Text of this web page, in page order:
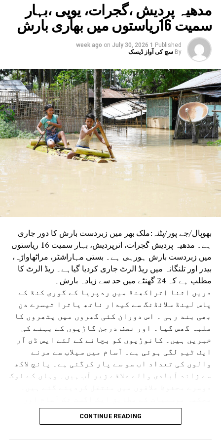
مدھیہ پردیش ،گجرات، یوپی ،بہار
سمیت 16ریاستوں میں بھاری بارش
Published
1 week ago
on July 30, 2026
By سچ کی آواز ڈیسک
بھوپال/جے پور/پٹنہ:ملک بھر میں زبردست بارش کا دور جاری
ہے۔ مدھیہ پردیش گجرات، اترپردیش، بہار سمیت 16 ریاستوں
میں زبردست بارش ہورہی ہے۔ بستی مہاراشٹر، مراٹھاواڑہ،
بیدر اور تلنگانہ میں ریڈ الرٹ جاری کردیا گیاہے۔ ریڈ الرٹ کا
مطلب ہے کہ 24 گھنٹے میں حد سے زیادہ بارش۔
دریں اثنا اتراکھنڈ میں ردپریا کے گوری کنڈ کے
پاس لینڈ سلائڈنگ سے کیدار ناتھ یاترا تیسرے دن
بھی بند رہی ۔ اس دوران کئی گھروں میں پتھروں کا
ملبہ گھس گیا۔ اور نصف درجن گاڑیوں کے بہنے کی
خبریں ہیں۔ کانوڑیوں کو بچانے کے لئے ایس ڈی آر
ایف ٹیم لگی ہوئی ہے۔ آسام میں سیلاب سے مرنے
والوں کی تعداد اب سو سے پار کرگئی ہے۔ پانچ لاکھ
سے زائد آبادی والے علاقے زیر آب ہیں۔ وہاں کے لوگ
دوسری ریاستوں میں بھاری بارش اور بجلی گرنے کے
امکانات ہیں۔آسام میں تنسکویا، بھیما جی ،
CONTINUE READING